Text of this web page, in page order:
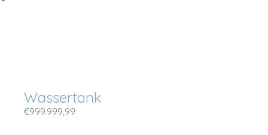
Wassertank
€999.999,99